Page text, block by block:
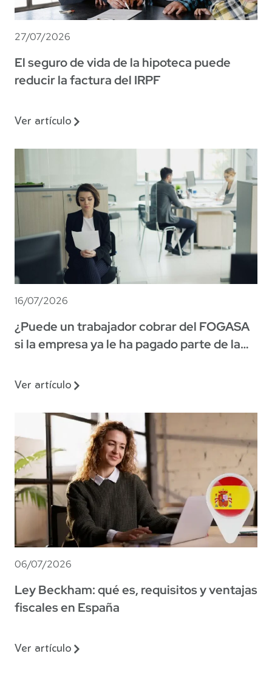
27/07/2026
El seguro de vida de la hipoteca puede
reducir la factura del IRPF
Ver artículo
16/07/2026
¿Puede un trabajador cobrar del FOGASA
si la empresa ya le ha pagado parte de la
Ver artículo
06/07/2026
Ley Beckham: qué es, requisitos y ventajas
fiscales en España
Ver artículo